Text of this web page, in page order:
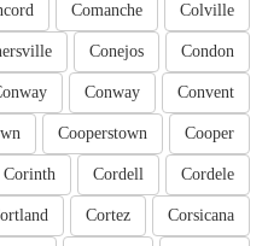
Colville
Comanche
Condon
Conejos
Convent
Conway
Cooper
Cooperstown
Cordele
Cordell
Corinth
Corsicana
Cortez